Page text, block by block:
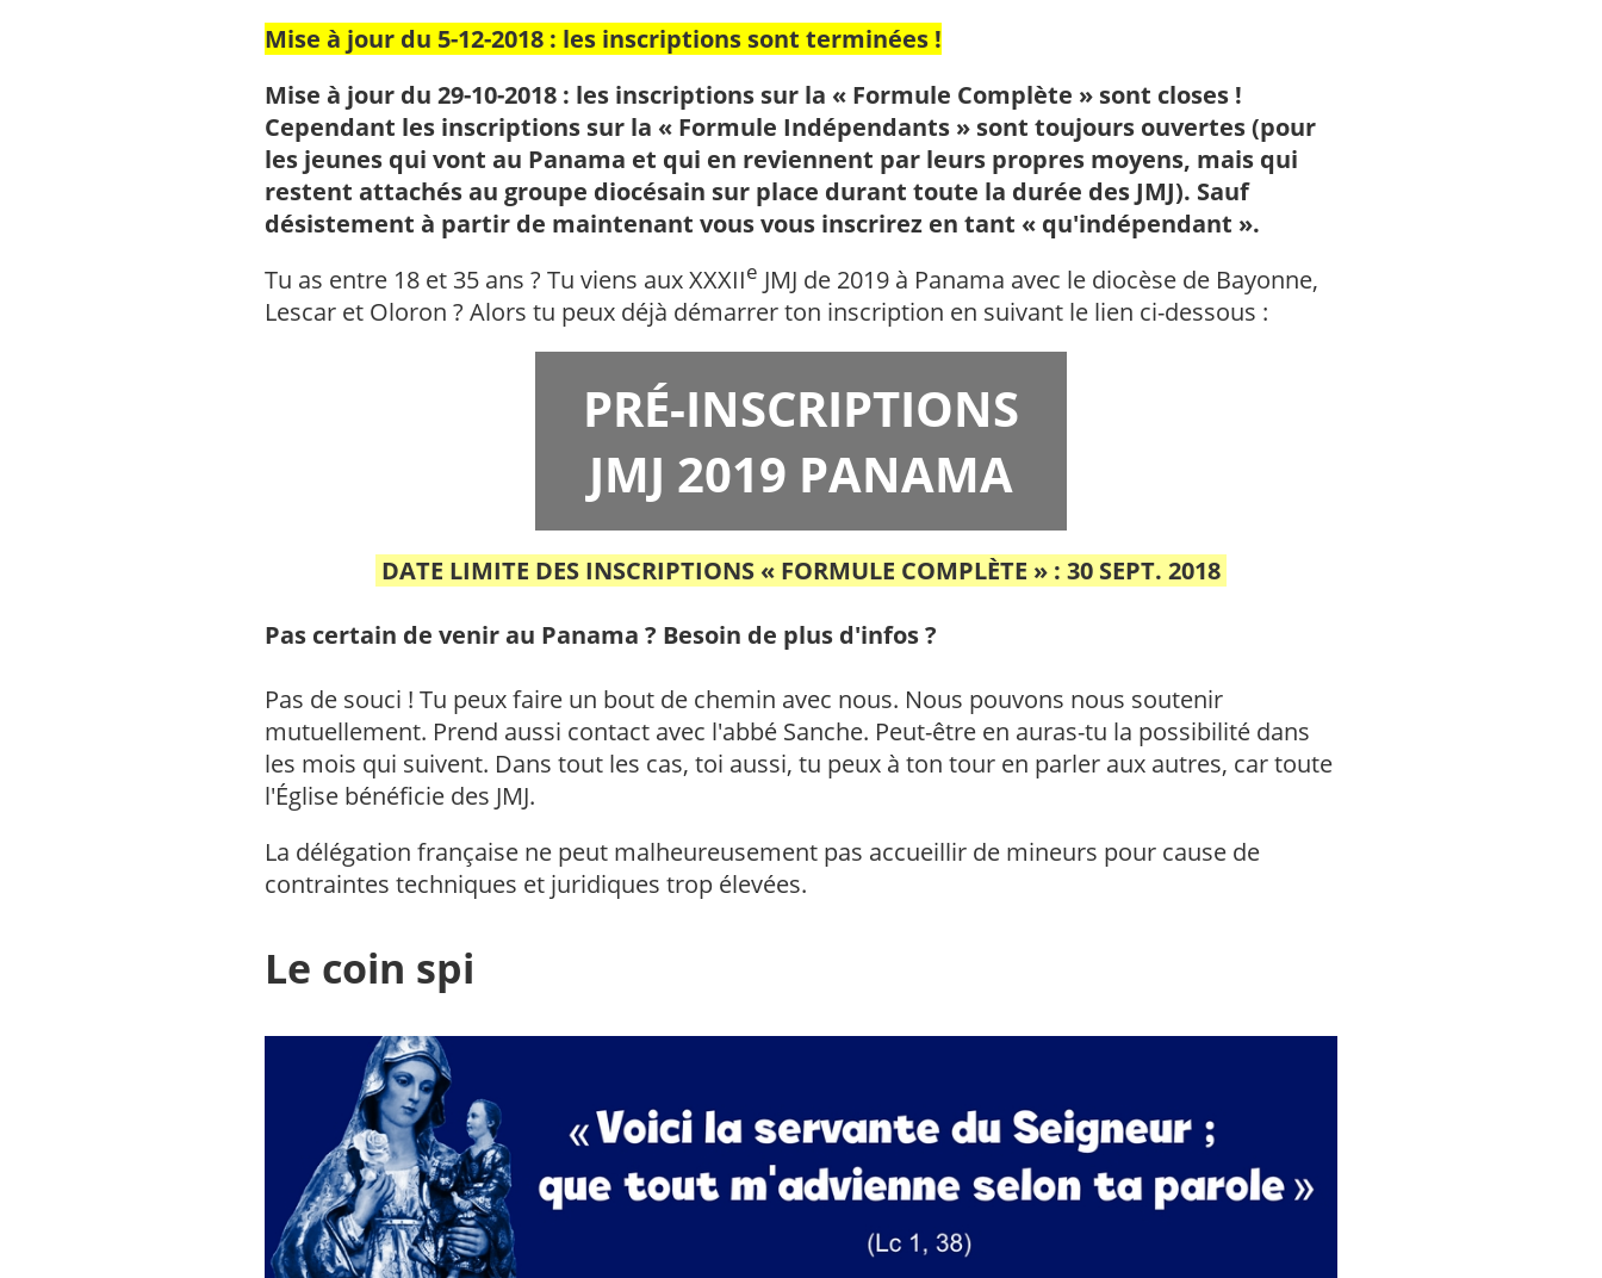
Mise à jour du 5-12-2018 : les inscriptions sont terminées !
Mise à jour du 29-10-2018 : les inscriptions sur la « Formule Complète » sont closes !
Cependant les inscriptions sur la « Formule Indépendants » sont toujours ouvertes (pour
les jeunes qui vont au Panama et qui en reviennent par leurs propres moyens, mais qui
restent attachés au groupe diocésain sur place durant toute la durée des JMJ). Sauf
désistement à partir de maintenant vous vous inscrirez en tant « qu'indépendant ».
Tu as entre 18 et 35 ans ? Tu viens aux XXXIIe JMJ de 2019 à Panama avec le diocèse de Bayonne,
Lescar et Oloron ? Alors tu peux déjà démarrer ton inscription en suivant le lien ci-dessous :
PRÉ-INSCRIPTIONS
JMJ 2019 PANAMA
DATE LIMITE DES INSCRIPTIONS « FORMULE COMPLÈTE » : 30 SEPT. 2018
Pas certain de venir au Panama ? Besoin de plus d'infos ?
Pas de souci ! Tu peux faire un bout de chemin avec nous. Nous pouvons nous soutenir
mutuellement. Prend aussi contact avec l'abbé Sanche. Peut-être en auras-tu la possibilité dans
les mois qui suivent. Dans tout les cas, toi aussi, tu peux à ton tour en parler aux autres, car toute
l'Église bénéficie des JMJ.
La délégation française ne peut malheureusement pas accueillir de mineurs pour cause de
contraintes techniques et juridiques trop élevées.
Le coin spi